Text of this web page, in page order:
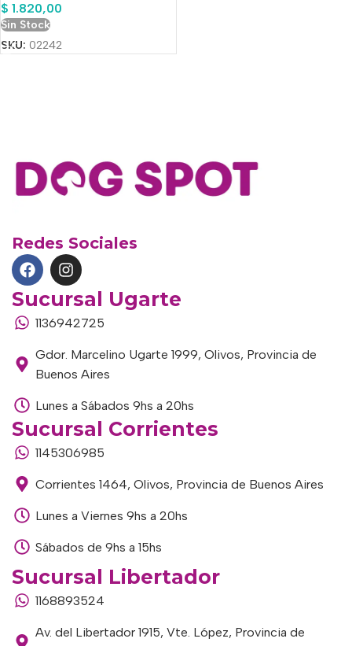
$ 1.820,00
Sin Stock
SKU: 02242
Redes Sociales
Sucursal Ugarte
1136942725
Gdor. Marcelino Ugarte 1999, Olivos, Provincia de
Buenos Aires
Lunes a Sábados 9hs a 20hs
Sucursal Corrientes
1145306985
Corrientes 1464, Olivos, Provincia de Buenos Aires
Lunes a Viernes 9hs a 20hs
Sábados de 9hs a 15hs
Sucursal Libertador
1168893524
Av. del Libertador 1915, Vte. López, Provincia de